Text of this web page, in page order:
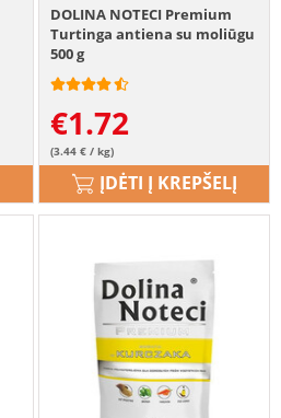
DOLINA NOTECI Premium
Turtinga antiena su moliūgu
500 g
€1.72
(3.44 € / kg)
ĮDĖTI Į KREPŠELĮ